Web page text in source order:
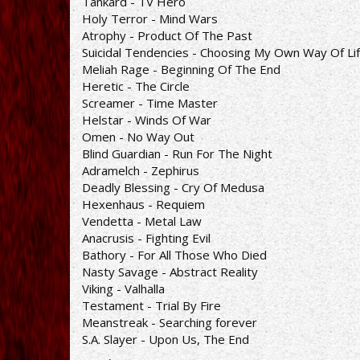
Holy Terror - Mind Wars
Atrophy - Product Of The Past
Suicidal Tendencies - Choosing My Own Way Of
Meliah Rage - Beginning Of The End
Heretic - The Circle
Screamer - Time Master
Helstar - Winds Of War
Omen - No Way Out
Blind Guardian - Run For The Night
Adramelch - Zephirus
Deadly Blessing - Cry Of Medusa
Hexenhaus - Requiem
Vendetta - Metal Law
Anacrusis - Fighting Evil
Bathory - For All Those Who Died
Nasty Savage - Abstract Reality
Viking - Valhalla
Testament - Trial By Fire
Meanstreak - Searching forever
S.A. Slayer - Upon Us, The End